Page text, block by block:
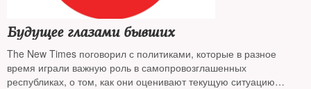
Будущее глазами бывших
The New Times поговорил с политиками, которые в разное
время играли важную роль в самопровозглашенных
республиках, о том, как они оценивают текущую ситуацию